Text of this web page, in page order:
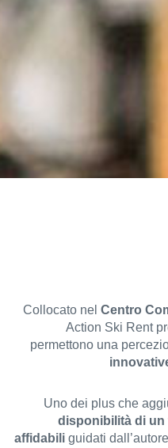
Collocato nel Centro
Action Ski Rent
permettono una
Uno dei plus che
disponibilità di un
affidabili guidati